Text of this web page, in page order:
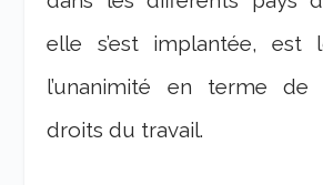
elle s’est implantée, est
l’unanimité en terme de
droits du travail.